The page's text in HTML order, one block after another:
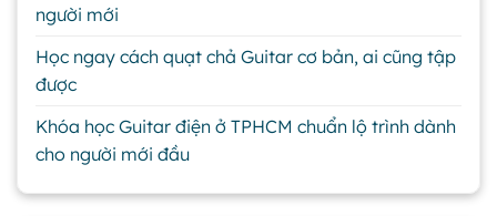
người mới
Học ngay cách quạt chả Guitar cơ bản, ai cũng tập
được
Khóa học Guitar điện ở TPHCM chuẩn lộ trình dành
cho người mới đầu